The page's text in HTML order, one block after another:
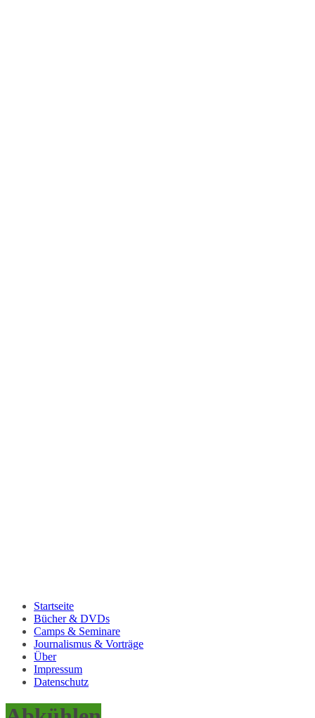
Startseite
Bücher & DVDs
Camps & Seminare
Journalismus & Vorträge
Über
Impressum
Datenschutz